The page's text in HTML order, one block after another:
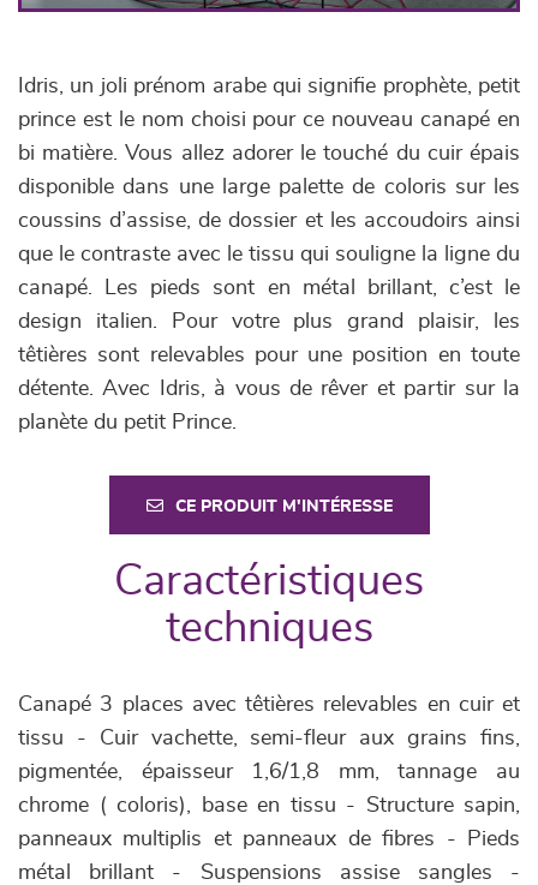
Idris, un joli prénom arabe qui signifie prophète, petit
prince est le nom choisi pour ce nouveau canapé en
bi matière. Vous allez adorer le touché du cuir épais
disponible dans une large palette de coloris sur les
coussins d’assise, de dossier et les accoudoirs ainsi
que le contraste avec le tissu qui souligne la ligne du
canapé. Les pieds sont en métal brillant, c’est le
design italien. Pour votre plus grand plaisir, les
têtières sont relevables pour une position en toute
détente. Avec Idris, à vous de rêver et partir sur la
planète du petit Prince.
CE PRODUIT M'INTÉRESSE
Caractéristiques
techniques
Canapé 3 places avec têtières relevables en cuir et
tissu - Cuir vachette, semi-fleur aux grains fins,
pigmentée, épaisseur 1,6/1,8 mm, tannage au
chrome ( coloris), base en tissu - Structure sapin,
panneaux multiplis et panneaux de fibres - Pieds
métal brillant - Suspensions assise sangles -